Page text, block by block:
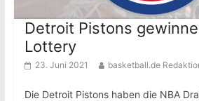
Detroit Pistons
Lottery
23. Juni 2021 basketball.de
Die Detroit Pistons haben die NBA